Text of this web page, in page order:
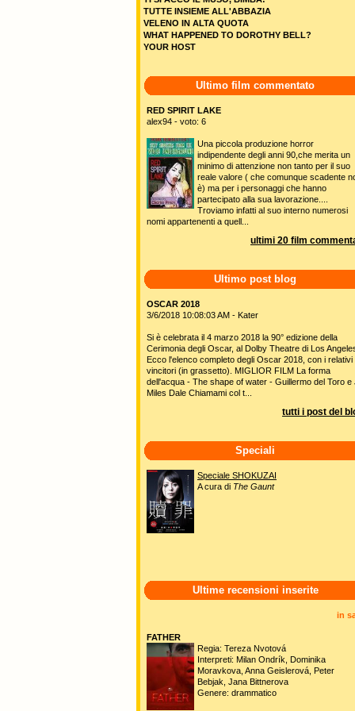
TUTTE INSIEME ALL'ABBAZIA
VELENO IN ALTA QUOTA
WHAT HAPPENED TO DOROTHY BELL?
YOUR HOST
Ultimo film commentato
RED SPIRIT LAKE
alex94 - voto: 6
Una piccola produzione horror
indipendente degli anni 90,che merita un
minimo di attenzione non tanto per il suo
reale valore ( che comunque scadente
è) ma per i personaggi che hanno
partecipato alla sua lavorazione....
Troviamo infatti al suo interno numerosi
nomi appartenenti a quell...
ultimi 20 film
Ultimo post blog
OSCAR 2018
3/6/2018 10:08:03 AM - Kater
Si è celebrata il 4 marzo 2018 la 90° edizione della
Cerimonia degli Oscar, al Dolby Theatre di Los
Ecco l'elenco completo degli Oscar 2018, con i relativi
vincitori (in grassetto). MIGLIOR FILM La forma
dell'acqua - The shape of water - Guillermo del Toro e
Miles Dale Chiamami col t...
tutti i post del
Speciali
Speciale SHOKUZAI
A cura di The Gaunt
Ultime recensioni inserite
in
FATHER
Regia: Tereza Nvotová
Interpreti: Milan Ondrík, Dominika
Moravkova, Anna Geislerová, Peter
Bebjak, Jana Bittnerova
Genere: drammatico